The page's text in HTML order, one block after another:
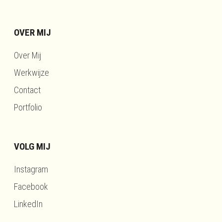
OVER MIJ
Over Mij
Werkwijze
Contact
Portfolio
VOLG MIJ
Instagram
Facebook
LinkedIn